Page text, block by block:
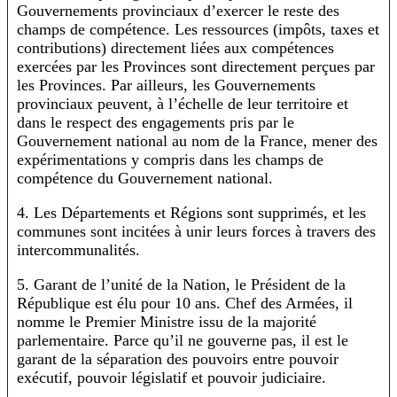
Gouvernements provinciaux d’exercer le reste des
champs de compétence. Les ressources (impôts, taxes et
contributions) directement liées aux compétences
exercées par les Provinces sont directement perçues par
les Provinces. Par ailleurs, les Gouvernements
provinciaux peuvent, à l’échelle de leur territoire et
dans le respect des engagements pris par le
Gouvernement national au nom de la France, mener des
expérimentations y compris dans les champs de
compétence du Gouvernement national.
4. Les Départements et Régions sont supprimés, et les
communes sont incitées à unir leurs forces à travers des
intercommunalités.
5. Garant de l’unité de la Nation, le Président de la
République est élu pour 10 ans. Chef des Armées, il
nomme le Premier Ministre issu de la majorité
parlementaire. Parce qu’il ne gouverne pas, il est le
garant de la séparation des pouvoirs entre pouvoir
exécutif, pouvoir législatif et pouvoir judiciaire.